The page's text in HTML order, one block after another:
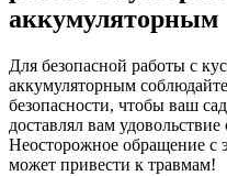
аккумуляторным
Для безопасной работы с
аккумуляторным
безопасности, чтобы ваш
доставлял вам удовольствие
Неосторожное обращение с
может привести к травмам!